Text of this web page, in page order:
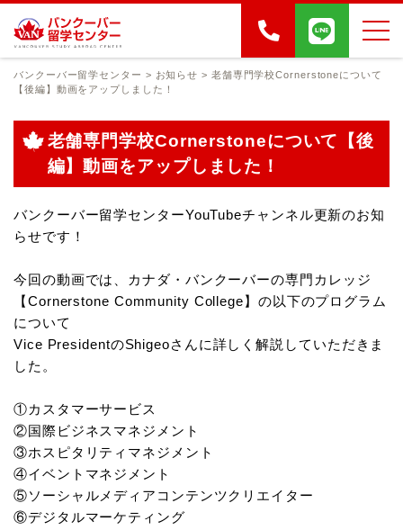
バンクーバー留学センター > お知らせ > 老舗専門学校Cornerstoneについて
【後編】動画をアップしました！
老舗専門学校Cornerstoneについて【後
編】動画をアップしました！
バンクーバー留学センターYouTubeチャンネル更新のお知
らせです！
今回の動画では、カナダ・バンクーバーの専門カレッジ
【Cornerstone Community College】の以下のプログラム
について
Vice PresidentのShigeoさんに詳しく解説していただきま
した。
①カスタマーサービス
②国際ビジネスマネジメント
③ホスピタリティマネジメント
④イベントマネジメント
⑤ソーシャルメディアコンテンツクリエイター
⑥デジタルマーケティング